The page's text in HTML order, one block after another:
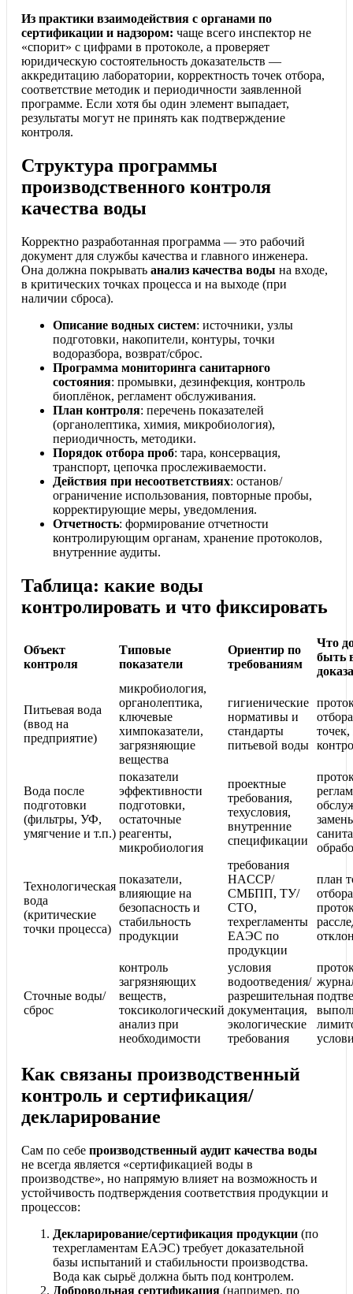
Из практики взаимодействия с органами по
сертификации и надзором: чаще всего инспектор не
«спорит» с цифрами в протоколе, а проверяет
юридическую состоятельность доказательств —
аккредитацию лаборатории, корректность точек отбора,
соответствие методик и периодичности заявленной
программе. Если хотя бы один элемент выпадает,
результаты могут не принять как подтверждение
контроля.
Структура программы
производственного контроля
качества воды
Корректно разработанная программа — это рабочий
документ для службы качества и главного инженера.
Она должна покрывать анализ качества воды на входе,
в критических точках процесса и на выходе (при
наличии сброса).
Описание водных систем: источники, узлы
подготовки, накопители, контуры, точки
водоразбора, возврат/сброс.
Программа мониторинга санитарного
состояния: промывки, дезинфекция, контроль
биоплёнок, регламент обслуживания.
План контроля: перечень показателей
(органолептика, химия, микробиология),
периодичность, методики.
Порядок отбора проб: тара, консервация,
транспорт, цепочка прослеживаемости.
Действия при несоответствиях: останов/
ограничение использования, повторные пробы,
корректирующие меры, уведомления.
Отчетность: формирование отчетности
контролирующим органам, хранение протоколов,
внутренние аудиты.
Таблица: какие воды
контролировать и что фиксировать
Объект
контроля
Типовые
показатели
Ориентир по
требованиям
Что
быть
Питьевая вода
(ввод на
предприятие)
микробиология,
органолептика,
ключевые
химпоказатели,
загрязняющие
вещества
гигиенические
нормативы и
стандарты
питьевой воды
Вода после
подготовки
(фильтры, УФ,
умягчение и т.п.)
показатели
эффективности
подготовки,
остаточные
реагенты,
микробиология
проектные
требования,
техусловия,
внутренние
спецификации
Технологическая
вода
(критические
точки процесса)
показатели,
влияющие на
безопасность и
стабильность
продукции
требования
HACCP/
СМБПП, ТУ/
СТО,
техрегламенты
ЕАЭС по
продукции
план
Сточные воды/
сброс
контроль
загрязняющих
веществ,
токсикологический
анализ при
необходимости
условия
водоотведения/
разрешительная
документация,
экологические
требования
Как связаны производственный
контроль и сертификация/
декларирование
Сам по себе производственный аудит качества воды
не всегда является «сертификацией воды в
производстве», но напрямую влияет на возможность и
устойчивость подтверждения соответствия продукции и
процессов:
Декларирование/сертификация продукции (по
техрегламентам ЕАЭС) требует доказательной
базы испытаний и стабильности производства.
Вода как сырьё должна быть под контролем.
Добровольная сертификация (например, по